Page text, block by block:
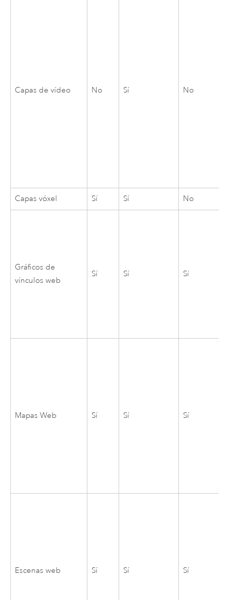
Capas de vídeo No Sí No
Capas vóxel Sí Sí No
Gráficos de
vínculos web
Sí Sí Sí
Mapas Web Sí Sí Sí
Escenas web Sí Sí Sí